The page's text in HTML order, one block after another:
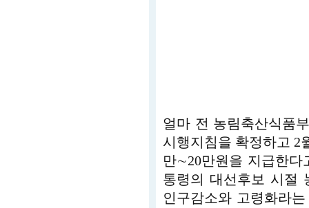
얼마 전 농림축산식품
시행지침을 확정하고 2
만∼20만원을 지급한다
통령의 대선후보 시절
인구감소와 고령화라